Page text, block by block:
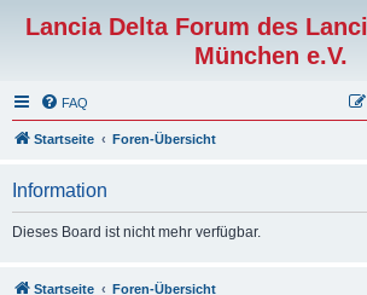
Lancia Delta Forum des
München e.V.
FAQ
Startseite Foren-Übersicht
Information
Dieses Board ist nicht mehr verfügbar.
Startseite Foren-Übersicht